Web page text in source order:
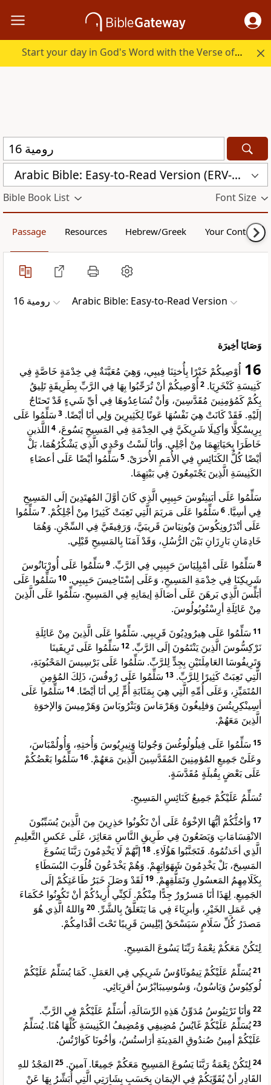
Start your day in God's Word with the Verse of the Day.
Arabic Bible: Easy-to-Read Version (ERV-AR)
Bible Book List Font Size
Passage Resources Hebrew/Greek Your Content
ﺭﻭﻣﻴﺔ 16 Arabic Bible: Easy-to-Read Version
وَصَايَا أخِيرَة
16 أُوْصِيكُمْ خَيْرًا بِأُختِنَا فِيبِي، وَهِيَ مُعَيَّنَةٌ فِي خِدْمَةٍ خَاصَّةٍ فِي
كَنِيسَةِ كَنْخَرِيَا. 2أُوْصِيكُمْ أنْ تُرَحِّبُوا بِهَا فِي الرَّبِّ بِطَرِيقَةٍ تَلِيقُ
بِكُمْ كَمُؤمِنِينَ مُقَدَّسِينَ، وَأنْ تُسَاعِدُوهَا فِي أيِّ شَيءٍ قَدْ تَحتَاجُ
إلَيْهِ. فَقَدْ كَانَتْ هِيَ نَفْسُهَا عَونًا لِكَثِيرِينَ وَلِي أنَا أيْضًا. 3 سَلِّمُوا عَلَى
بِرِيسْكِلَّا وَأكِيلَا شَرِيكَيَّ فِي الخِدْمَةِ فِي المَسِيحِ يَسُوعَ، 4 اللَّذينِ
خَاطَرَا بِحَيَاتِهِمَا مِنْ أجْلِي. وَأنَا لَسْتُ وَحْدِي الَّذِي يَشْكُرُهُمَا، بَلْ
أيْضًا كُلُّ الكَنَائِسِ فِي الأُمَمِ الأُخرَىْ. 5 سَلِّمُوا أيْضًا عَلَى أعضَاءِ
الكَنِيسَةِ الَّذِينَ يَجْتَمِعُونَ فِي بَيْتِهِمَا.
سَلِّمُوا عَلَى أبَينِتُوسَ حَبِيبِي الَّذِي كَانَ أوَّلَ المُهتَدِينَ إلَى المَسِيحِ
فِي أسِيَّا. 6 سَلِّمُوا عَلَى مَريَمَ الَّتِي تَعِبَتْ كَثِيرًا مِنْ أجْلِكُمْ. 7 سَلِّمُوا
عَلَى أنْدَرُونِكُوسَ وَيُونِيَاسَ قَريبَيَّ، وَرَفِيقَيَّ فِي السِّجْنِ. وَهُمَا
خَادِمَانِ بَارِزَانِ بَيْنَ الرُّسُلِ، وَقَدْ آمَنَا بِالمَسِيحِ قَبْلِي.
8 سَلِّمُوا عَلَى أمْبِلِيَاسَ حَبِيبِي فِي الرَّبِّ. 9 سَلِّمُوا عَلَى أُورْبَانُوسَ
شَرِيكِنَا فِي خِدْمَةِ المَسِيحِ، وَعَلَى إسْتَاخِيسَ حَبِيبِي. 10 سَلِّمُوا عَلَى
أبَلِّسَ الَّذِي بَرهَنَ عَلَى أصَالَةِ إيمَانِهِ فِي المَسِيحِ. سَلِّمُوا عَلَى الَّذِينَ
مِنْ عَائِلَةِ أرِسْتُوبُولُوسَ.
11 سَلِّمُوا عَلَى هِيرُودِيُونَ قَرِيبِي. سَلِّمُوا عَلَى الَّذِينَ مِنْ عَائِلَةِ
نَرْكِسُّوسَ الَّذِينَ يَنْتَمُونَ إلَى الرَّبِّ. 12 سَلِّمُوا عَلَى تَرِيفَينَا
وَتَرِيفُوسَا العَامِلَتَيْنِ بِجِدٍّ لِلرَّبِّ. سَلِّمُوا عَلَى بَرْسِيسَ المَحْبُوبَةِ،
الَّتِي تَعِبَتْ كَثِيرًا لِلرَّبِّ. 13 سَلِّمُوا عَلَى رُوفُسَ، ذَلِكَ المُؤمِنِ
المُتَمَيِّزِ، وَعَلَى أُمِّهِ الَّتِي هِيَ بِمَثَابَةِ أُمٍّ لِي أنَا أيْضًا. 14 سَلِّمُوا عَلَى
أسِينْكِرِيتُسَ وَفلِيغُونَ وَهَرْمَاسَ وَبَتْرُوبَاسَ وَهَرْمِيسَ وَالإخوَةِ
الَّذِينَ مَعَهُمْ.
15 سَلِّمُوا عَلَى فِيلُولُوغُسَ وَجُوليَا وَنِيرِيُوسَ وَأُختِهِ، وَأُولُمْبَاسَ،
وعَلَىْ جَمِيعِ المُؤمِنِينَ المُقَدَّسِينَ الَّذِينَ مَعَهُمْ. 16 سَلِّمُوا بَعْضُكُمْ
عَلَى بَعْضٍ بِقُبلَةٍ مُقَدَّسَةٍ.
تُسَلِّمُ عَلَيْكُمْ جَمِيعُ كَنَائِسِ المَسِيحِ.
17 وَأحُثُّكُمْ أيُّهَا الإخْوَةُ عَلَى أنْ تَكُونُوا حَذِرِينَ مِنَ الَّذِينَ يُسَبِّبُونَ
الانْقِسَامَاتِ وَيَضَعُونَ فِي طَرِيقِ النَّاسِ مَعَاثِرَ، عَلَى عَكسِ التَّعلِيمِ
الَّذِي أخَذتُمُوهُ. فَتَجَنَّبُوا هَؤُلَاءِ. 18 إنَّهُمْ لَا يَخْدِمُونَ رَبَّنَا يَسُوعَ
المَسِيحَ، بَلْ يَخْدِمُونَ شَهَوَاتِهِمْ. وَهُمْ يَخْدَعُونَ قُلُوبَ البُسَطَاءِ
بِكَلَامِهِمُ المَعسُولِ وَتَمَلُّقِهِمْ. 19 لَقَدْ وَصَلَ خَبَرُ طَاعَتِكُمْ إلَى
الجَمِيعِ. لِهَذَا أنَا مَسرُورٌ جِدًّا مِنْكُمْ. لَكِنِّي أُرِيدُكُمْ أنْ تَكُونُوا حُكَمَاءَ
فِي عَمَلِ الخَيْرِ، وَأبرِيَاءَ فِي مَا يَتَعَلَّقُ بِالشَّرِّ. 20 وَاللهُ الَّذِي هُوَ
مَصدَرُ كُلِّ سَلَامٍ سَيَسْحَقُ إبْلِيسَ قَرِيبًا تَحْتَ أقْدَامِكُمْ.
لِتَكُنْ مَعَكُمْ نِعْمَةُ رَبِّنَا يَسُوعَ المَسِيحِ.
21يُسَلِّمُ عَلَيْكُمْ تِيمُوثَاوُسُ شَرِيكِي فِي العَمَلِ. كَمَا يُسَلِّمُ عَلَيْكُمْ
لُوكِيُوسُ وَيَاسُونُ، وَسُوسِيبَابْرُسُ أقرِبَائِي.
22 وَأنَا تَرْتِيُوسُ مُدَوِّنُ هَذِهِ الرِّسَالَةِ، أُسَلِّمُ عَلَيْكُمْ فِي الرَّبِّ.
23يُسَلِّمُ عَلَيْكُمْ غَايُسُ مُضِيفِي وَمُضِيفُ الكَنِيسَةِ كُلِّهَا هُنَا. يُسَلِّمُ
عَلَيْكُمْ أمِينُ صُندُوقِ المَدِينَةِ أرَاستُسُ، وَأخُونَا كَوَارْتُسُ.
24 لِتَكُنْ نِعْمَةُ رَبَّنَا يَسُوعَ المَسِيحِ مَعَكُمْ جَمِيعًا. آمينَ. 25 المَجْدُ للهِ
القَادِرِ أنْ يُقَوِّيَكُمْ فِي الإيمَانِ بِحَسَبِ بِشَارَتِي الَّتِي أُبَشِّرُ بِهَا عَنْ